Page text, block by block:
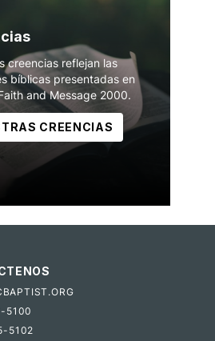
creencias reflejan las
bíblicas presentadas en
and Message 2000.
CREENCIAS
5100
5102